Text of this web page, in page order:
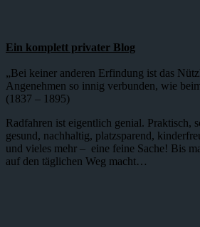
Ein komplett privater Blog
„Bei keiner anderen Erfindung ist das
Angenehmen so innig verbunden, wie
(1837 – 1895)
Radfahren ist eigentlich genial. Praktisch,
gesund, nachhaltig, platzsparend,
und vieles mehr – eine feine Sache! Bis
auf den täglichen Weg macht…